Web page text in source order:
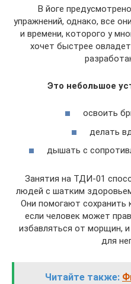
В йоге
упражнений, однако, все
и времени, которого у
хочет быстрее
Это небольшое
освоить
делать
дышать с
Занятия на ТДИ-01
людей с шатким
Они помогают сохранить
если человек может
избавляться от морщин,
для
Читайте также: